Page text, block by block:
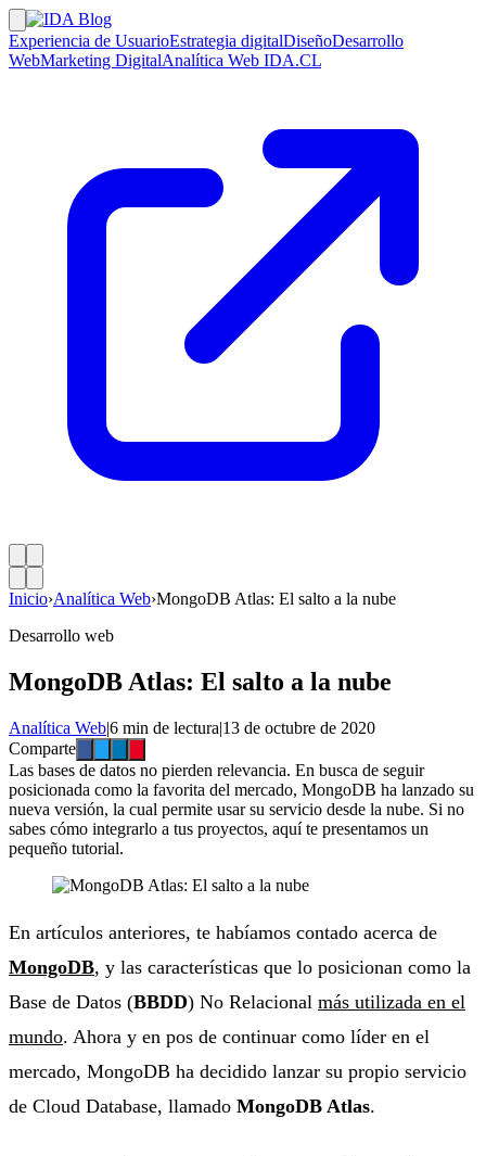
Experiencia de UsuarioEstrategia digitalDiseñoDesarrollo
WebMarketing DigitalAnalítica Web IDA.CL
Inicio›Analítica Web›MongoDB Atlas: El salto a la nube
Desarrollo web
MongoDB Atlas: El salto a la nube
Analítica Web|6 min de lectura|13 de octubre de 2020
Comparte
Las bases de datos no pierden relevancia. En busca de seguir
posicionada como la favorita del mercado, MongoDB ha lanzado su
nueva versión, la cual permite usar su servicio desde la nube. Si no
sabes cómo integrarlo a tus proyectos, aquí te presentamos un
pequeño tutorial.
En artículos anteriores, te habíamos contado acerca de
MongoDB, y las características que lo posicionan como la
Base de Datos (BBDD) No Relacional más utilizada en el
mundo. Ahora y en pos de continuar como líder en el
mercado, MongoDB ha decidido lanzar su propio servicio
de Cloud Database, llamado MongoDB Atlas.